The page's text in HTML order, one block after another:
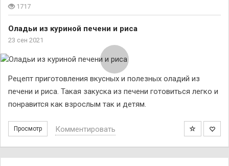
1717
Оладьи из куриной печени и риса
23 сен 2021
Рецепт приготовления вкусных и полезных оладий из
печени и риса. Такая закуска из печени готовиться легко и
понравится как взрослым так и детям.
Просмотр Комментировать